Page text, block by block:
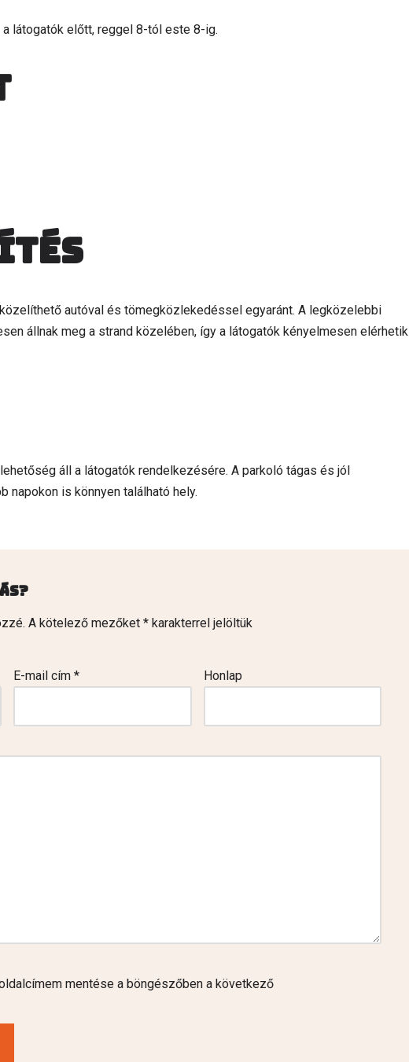
a látogatók előtt, reggel 8-tól este 8-ig.
autóval és tömegközlekedéssel egyaránt. A legközelebbi
állnak meg a strand közelében, így a látogatók kényelmesen elérhetik
áll a látogatók rendelkezésére. A parkoló tágas és jól
napokon is könnyen található hely.
A kötelező mezőket * karakterrel jelöltük
E-mail cím* Honlap
mentése a böngészőben a következő